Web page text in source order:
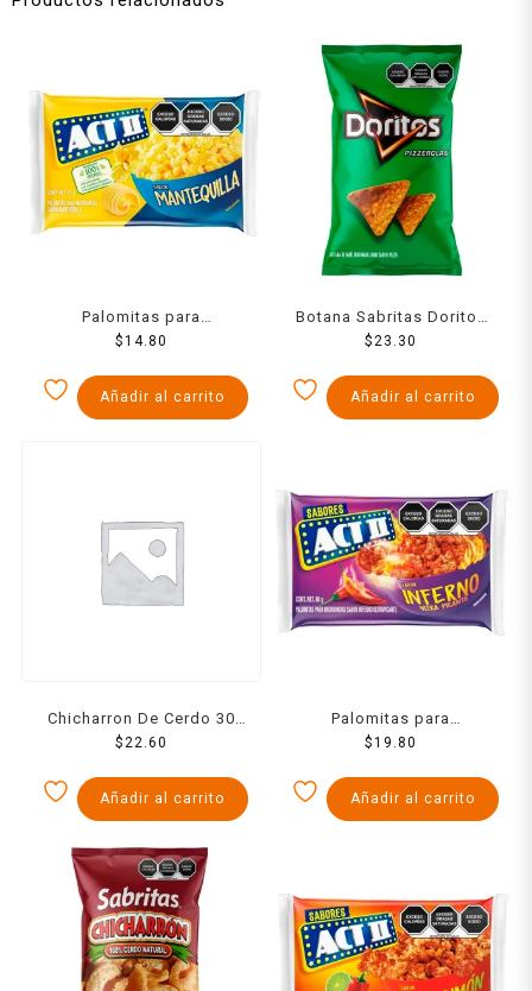
Palomitas para
microondas ACT II
$14.80
Añadir al carrito
Botana Sabritas Doritos
pizzerola 62 g
$ 23.30
Añadir al carrito
Chicharron De Cerdo 30
Grs
$ 22.60
Añadir al carrito
Palomitas para
microondas ACT II sabor
$19.80
Añadir al carrito